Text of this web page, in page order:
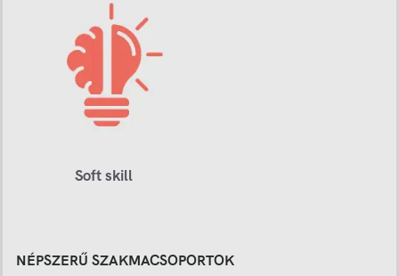
Soft skill
NÉPSZERŰ SZAKMACSOPORTOK